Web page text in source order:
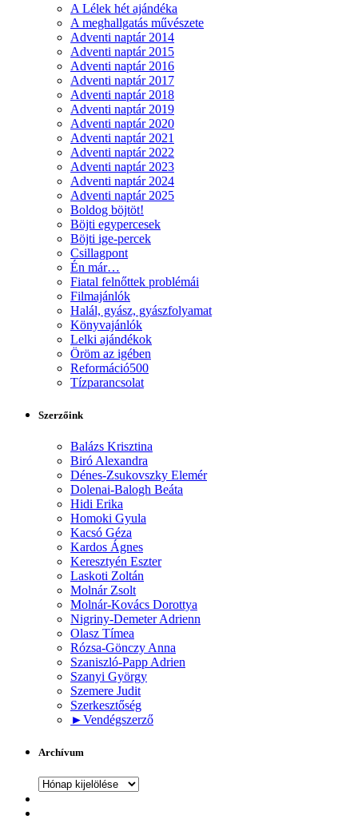
A Lélek hét ajándéka
A meghallgatás művészete
Adventi naptár 2014
Adventi naptár 2015
Adventi naptár 2016
Adventi naptár 2017
Adventi naptár 2018
Adventi naptár 2019
Adventi naptár 2020
Adventi naptár 2021
Adventi naptár 2022
Adventi naptár 2023
Adventi naptár 2024
Adventi naptár 2025
Boldog böjtöt!
Böjti egypercesek
Böjti ige-percek
Csillagpont
Én már…
Fiatal felnőttek problémái
Filmajánlók
Halál, gyász, gyászfolyamat
Könyvajánlók
Lelki ajándékok
Öröm az igében
Reformáció500
Tízparancsolat
Szerzőink
Balázs Krisztina
Biró Alexandra
Dénes-Zsukovszky Elemér
Dolenai-Balogh Beáta
Hidi Erika
Homoki Gyula
Kacsó Géza
Kardos Ágnes
Keresztyén Eszter
Laskoti Zoltán
Molnár Zsolt
Molnár-Kovács Dorottya
Nigriny-Demeter Adrienn
Olasz Tímea
Rózsa-Gönczy Anna
Szaniszló-Papp Adrien
Szanyi György
Szemere Judit
Szerkesztőség
►Vendégszerző
Archívum
Archívum